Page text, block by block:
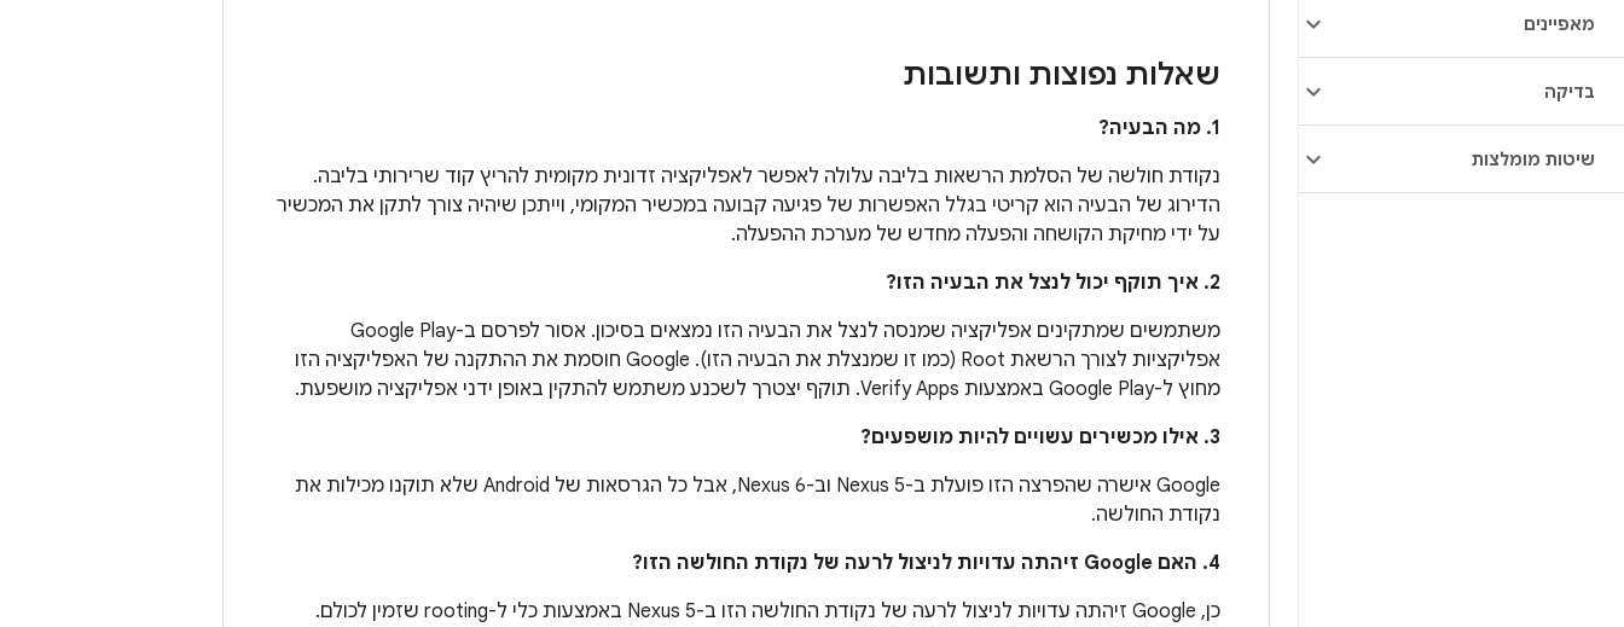
מאפיינים
בדיקה
שיטות מומלצות
שאלות נפוצות ותשובות
1. מה הבעיה?
נקודת חולשה של הסלמת הרשאות בליבה עלולה לאפשר לאפליקציה זדונית מקומית להריץ קוד שרירותי בליבה.
הדירוג של הבעיה הוא קריטי בגלל האפשרות של פגיעה קבועה במכשיר המקומי, וייתכן שיהיה צורך לתקן את המכשיר
על ידי מחיקת הקושחה והפעלה מחדש של מערכת ההפעלה.
2. איך תוקף יכול לנצל את הבעיה הזו?
משתמשים שמתקינים אפליקציה שמנסה לנצל את הבעיה הזו נמצאים בסיכון. אסור לפרסם ב-Google Play
אפליקציות לצורך הרשאת Root (כמו זו שמנצלת את הבעיה הזו). Google חוסמת את ההתקנה של האפליקציה הזו
מחוץ ל-Google Play באמצעות Verify Apps. תוקף יצטרך לשכנע משתמש להתקין באופן ידני אפליקציה מושפעת.
3. אילו מכשירים עשויים להיות מושפעים?
Google אישרה שהפרצה הזו פועלת ב-Nexus 5 וב-Nexus 6, אבל כל הגרסאות של Android שלא תוקנו מכילות את
נקודת החולשה.
4. האם Google זיהתה עדויות לניצול לרעה של נקודת החולשה הזו?
כן, Google זיהתה עדויות לניצול לרעה של נקודת החולשה הזו ב-Nexus 5 באמצעות כלי ל-rooting שזמין לכולם.